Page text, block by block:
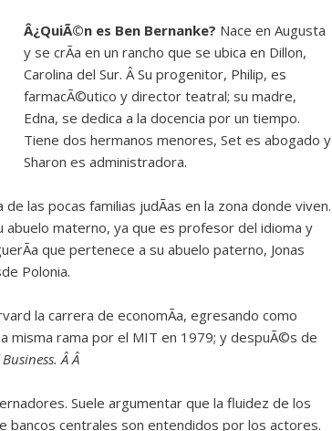
Â¿QuiÃ©n es Ben Bernanke? Nace en Augusta
y se crÃ­a en un rancho que se ubica en Dillon,
Carolina del Sur. Â Su progenitor, Philip, es
farmacÃ©utico y director teatral; su madre,
Edna, se dedica a la docencia por un tiempo.
Tiene dos hermanos menores, Set es abogado y
Sharon es administradora.
las pocas familias judÃ­as en la zona donde viven.
abuelo materno, ya que es profesor del idioma y
que pertenece a su abuelo paterno, Jonas
Polonia.
la carrera de economÃ­a, egresando como
misma rama por el MIT en 1979; y despuÃ©s de
Â Â
Suele argumentar que la fluidez de los
centrales son entendidos por los actores.